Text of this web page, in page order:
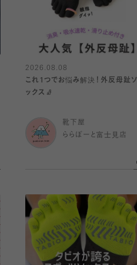
2026.08.08
これ1つでお悩み解決！外反母趾ソ
ックス🧦
靴下屋
ららぽーと富士見店